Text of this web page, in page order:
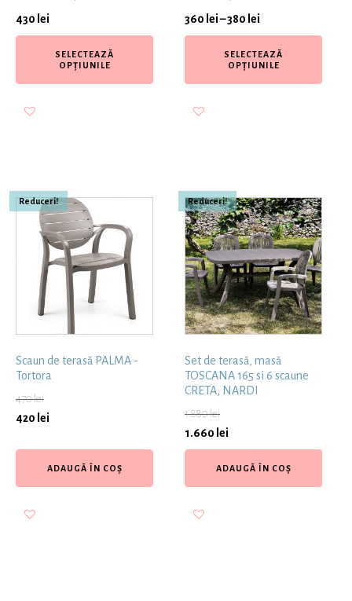
430 lei
SELECTEAZĂ
OPȚIUNILE
360 lei–380 lei
SELECTEAZĂ
OPȚIUNILE
Reduceri!
Scaun de terasă PALMA -
Tortora
470lei
420 lei
ADAUGĂ ÎN COȘ
Reduceri!
Set de terasă, masă
TOSCANA 165 si 6 scaune
CRETA, NARDI
1.880lei
1.660 lei
ADAUGĂ ÎN COȘ